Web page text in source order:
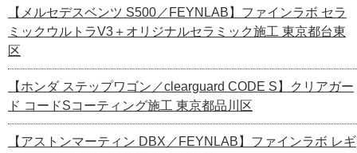
【メルセデスベンツ S500／FEYNLAB】ファインラボ セラ
ミックウルトラV3＋オリジナルセラミック施工 東京都台東
区
【ホンダ ステップワゴン／clearguard CODE S】クリアガー
ド コードSコーティング施工 東京都品川区
【アストンマーティン DBX／FEYNLAB】ファインラボ レギ